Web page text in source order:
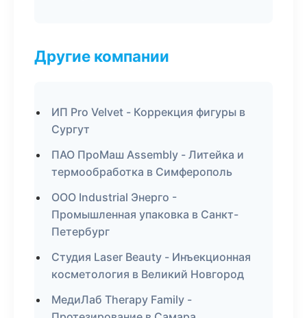
Другие компании
ИП Pro Velvet - Коррекция фигуры в
Сургут
ПАО ПроМаш Assembly - Литейка и
термообработка в Симферополь
ООО Industrial Энерго -
Промышленная упаковка в Санкт-
Петербург
Студия Laser Beauty - Инъекционная
косметология в Великий Новгород
МедиЛаб Therapy Family -